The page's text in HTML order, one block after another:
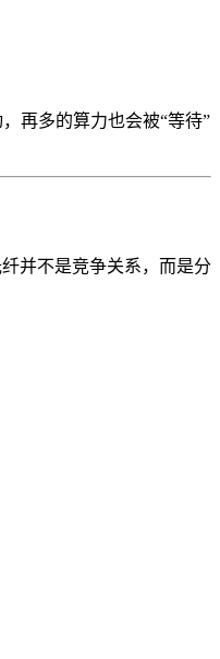
再多的算力也会被“等待”
并不是竞争关系，而是分